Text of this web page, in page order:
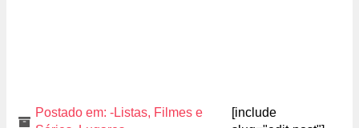
Postado em: -Listas, Filmes e
[include